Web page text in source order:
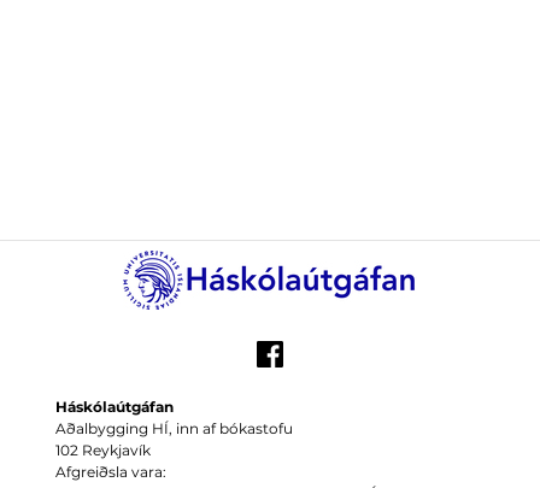
Háskólaútgáfan
Aðalbygging HÍ, inn af bókastofu
102 Reykjavík
Afgreiðsla vara: